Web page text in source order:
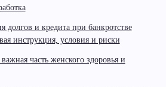
долгов и кредита при банкротстве
инструкция, условия и риски
часть женского здоровья и